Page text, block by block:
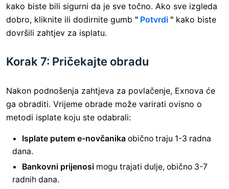
kako biste bili sigurni da je sve točno. Ako sve izgleda
dobro, kliknite ili dodirnite gumb " Potvrdi " kako biste
dovršili zahtjev za isplatu.
Korak 7: Pričekajte obradu
Nakon podnošenja zahtjeva za povlačenje, Exnova će
ga obraditi. Vrijeme obrade može varirati ovisno o
metodi isplate koju ste odabrali:
Isplate putem e-novčanika obično traju 1-3 radna
dana.
Bankovni prijenosi mogu trajati dulje, obično 3-7
radnih dana.